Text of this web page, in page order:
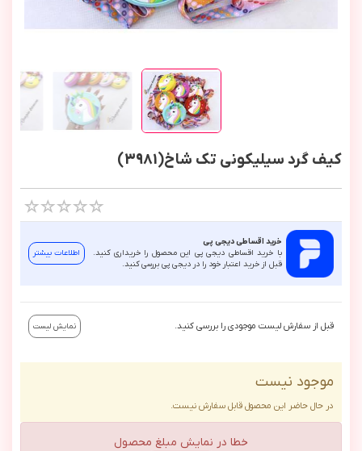
کیف گرد سیلیکونی تک شاخ(3981)
خرید اقساطی دیجی پی
با خرید اقساطی دیجی پی این محصول را خریداری کنید.
قبل از خرید اعتبار خود را در دیجی پی بررسی کنید.
اطلاعات بیشتر
قبل از سفارش لیست موجودی را بررسی کنید. نمایش لیست
موجود نیست
در حال حاضر این محصول قابل سفارش نیست.
خطا در نمایش مبلغ محصول